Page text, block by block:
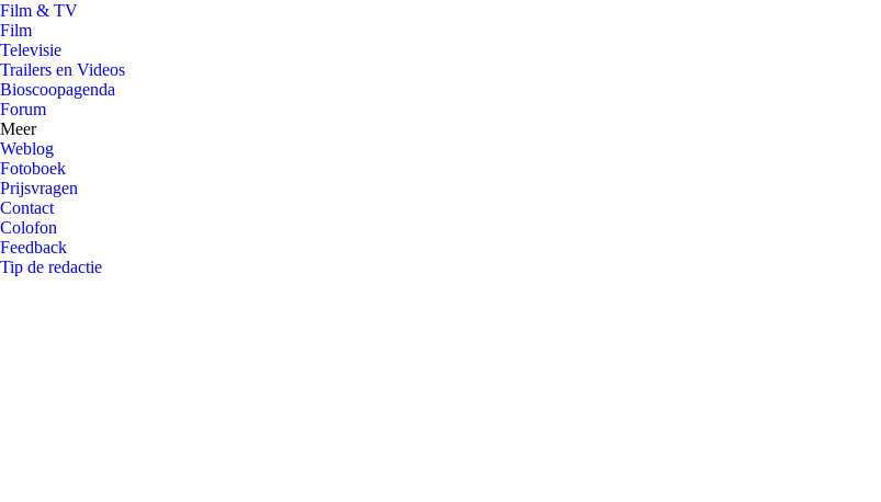
Film & TV
Film
Televisie
Trailers en Videos
Bioscoopagenda
Forum
Meer
Weblog
Fotoboek
Prijsvragen
Contact
Colofon
Feedback
Tip de redactie